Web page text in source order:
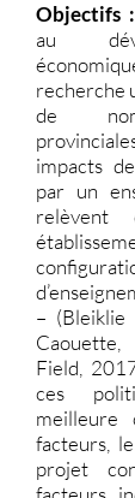
Objectifs :
au
recherche
de
impacts
par un
relèvent
– (Bleiklie
Field,
ces
meilleure
facteurs,
projet